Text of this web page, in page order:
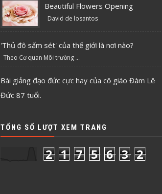
Beautiful Flowers Opening
David de losantos
'Thủ đô sấm sét' của thế giới là nơi nào?
Theo Cơ quan Môi trường ...
Bài giảng đạo đức cực hay của cô giáo Đàm Lê
Đức 87 tuổi.
TỔNG SỐ LƯỢT XEM TRANG
2 1 7 5 6 3 2